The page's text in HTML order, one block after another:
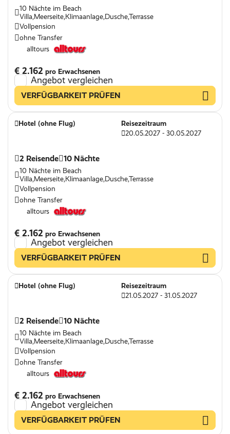
10 Nächte im Beach
Villa,Meerseite,Klimaanlage,Dusche,Terrasse
Vollpension
ohne Transfer
alltours
€ 2.162 pro Erwachsenen
Angebot vergleichen
VERFÜGBARKEIT PRÜFEN
Hotel (ohne Flug)
Reisezeitraum
20.05.2027 - 30.05.2027
2 Reisende 10 Nächte
10 Nächte im Beach
Villa,Meerseite,Klimaanlage,Dusche,Terrasse
Vollpension
ohne Transfer
alltours
€ 2.162 pro Erwachsenen
Angebot vergleichen
VERFÜGBARKEIT PRÜFEN
Hotel (ohne Flug)
Reisezeitraum
21.05.2027 - 31.05.2027
2 Reisende 10 Nächte
10 Nächte im Beach
Villa,Meerseite,Klimaanlage,Dusche,Terrasse
Vollpension
ohne Transfer
alltours
€ 2.162 pro Erwachsenen
Angebot vergleichen
VERFÜGBARKEIT PRÜFEN